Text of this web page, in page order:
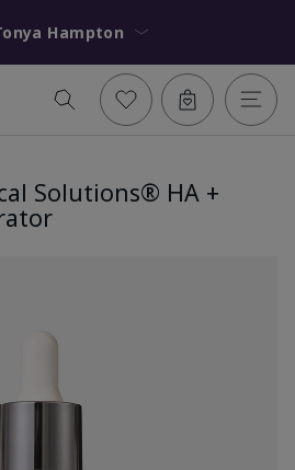
Tonya Hampton
Solutions® HA +